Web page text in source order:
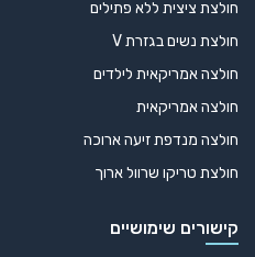
חולצת ציצית ללא פתילים
חולצת נשים בגזרת V
חולצה אמריקאית לילדים
חולצה אמריקאית
חולצה מנדפת זיעה ארוכה
חולצת טריקו שרוול ארוך
קישורים שימושיים